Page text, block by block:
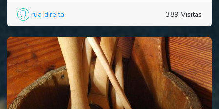
rua-direita 389 Visitas